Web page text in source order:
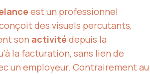
est un professionnel
des visuels percutants,
son activité depuis la
la facturation, sans lien de
un employeur. Contrairement au